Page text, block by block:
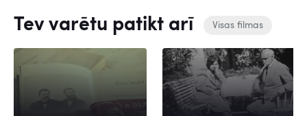
Tev varētu patikt arī Visas filmas